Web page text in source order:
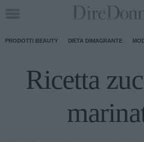
PRODOTTI BEAUTY DIETA DIMAGRANTE
Ricetta